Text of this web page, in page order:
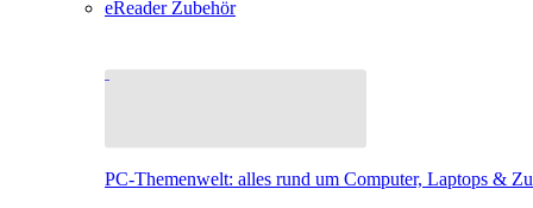
eReader Zubehör
PC-Themenwelt: alles rund um Computer, Laptops &